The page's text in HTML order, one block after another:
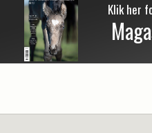
Klik her